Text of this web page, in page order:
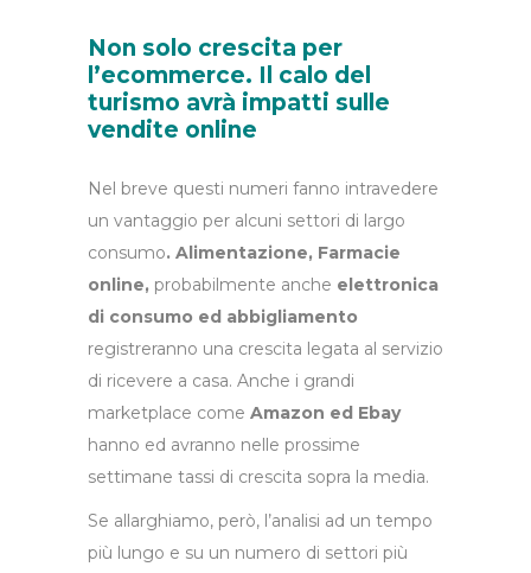
Non solo crescita per
l’ecommerce. Il calo del
turismo avrà impatti sulle
vendite online
Nel breve questi numeri fanno intravedere
un vantaggio per alcuni settori di largo
consumo. Alimentazione, Farmacie
online, probabilmente anche elettronica
di consumo ed abbigliamento
registreranno una crescita legata al servizio
di ricevere a casa. Anche i grandi
marketplace come Amazon ed Ebay
hanno ed avranno nelle prossime
settimane tassi di crescita sopra la media.
Se allarghiamo, però, l’analisi ad un tempo
più lungo e su un numero di settori più